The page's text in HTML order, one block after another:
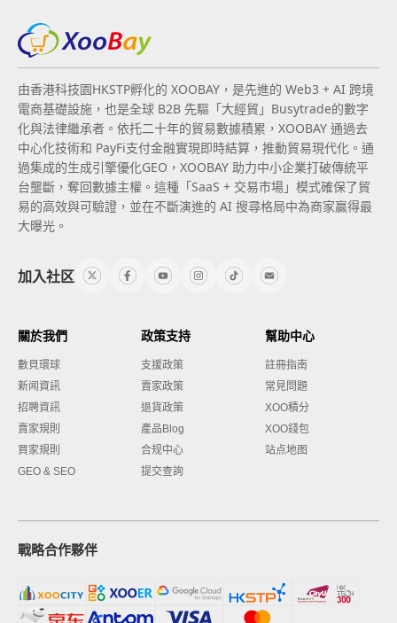
由香港科技園HKSTP孵化的 XOOBAY，是先進的 Web3 + AI 跨境
電商基礎設施，也是全球 B2B 先驅「大經貿」Busytrade的數字
化與法律繼承者。依托二十年的貿易數據積累，XOOBAY 通過去
中心化技術和 PayFi支付金融實現即時結算，推動貿易現代化。通
過集成的生成引擎優化GEO，XOOBAY 助力中小企業打破傳統平
台壟斷，奪回數據主權。這種「SaaS + 交易市場」模式確保了貿
易的高效與可驗證，並在不斷演進的 AI 搜尋格局中為商家贏得最
大曝光。
加入社区
關於我們
數貝環球
新闻資訊
招聘資訊
賣家規則
買家規則
GEO & SEO
政策支持
支援政策
賣家政策
退貨政策
產品Blog
合规中心
提交查詢
幫助中心
註冊指南
常見問題
XOO積分
XOO錢包
站点地图
戰略合作夥伴